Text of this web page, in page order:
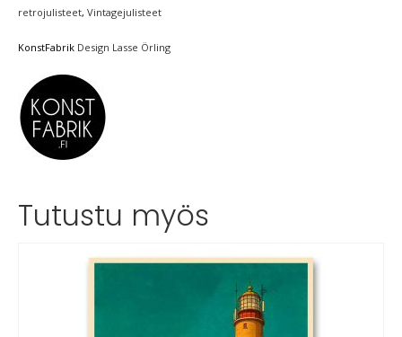
retrojulisteet, Vintagejulisteet
KonstFabrik Design Lasse Örling
Tutustu myös